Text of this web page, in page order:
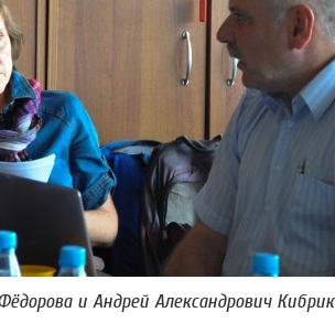
и Андрей Александрович Кибрик